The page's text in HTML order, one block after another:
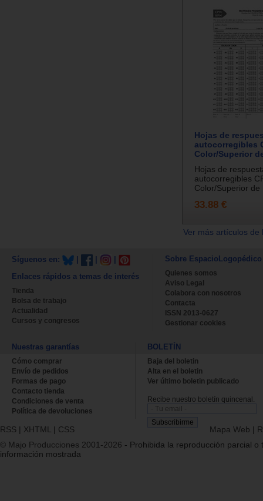
Hojas de
autocorregibles
Color/Superior
Hojas de
autocorregibles
Color/Superior de
33.88 €
Ver más artículos
Síguenos en:
Enlaces rápidos a temas de interés
Tienda
Bolsa de trabajo
Actualidad
Cursos y congresos
Sobre EspacioLogopédico
Quienes somos
Aviso Legal
Colabora con nosotros
Contacta
ISSN 2013-0627
Gestionar cookies
Nuestras garantías
Cómo comprar
Envío de pedidos
Formas de pago
Contacto tienda
Condiciones de venta
Política de devoluciones
BOLETÍN
Baja del boletin
Alta en el boletin
Ver último boletin publicado
Recibe nuestro boletín quincenal.
RSS | XHTML | CSS Mapa Web |
© Majo Producciones 2001-2026 - Prohibida la reproducción parcial o
información mostrada